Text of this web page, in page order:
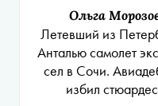
Ольга
Летевший из
Анталью самолет
сел в Сочи.
избил